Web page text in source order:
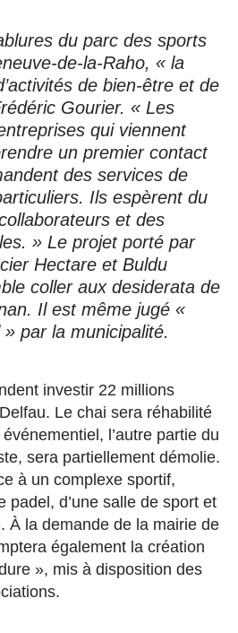
du parc des sports
de-la-Raho, « la
de bien-être et de
Gourier. « Les
qui viennent
un premier contact
des services de
Ils espèrent du
et des
» Le projet porté par
Hectare et Buldu
coller aux desiderata de
Il est même jugé «
» par la municipalité.
investir 22 millions
Le chai sera réhabilité
l’autre partie du
sera partiellement démolie.
à un complexe sportif,
padel, d’une salle de sport et
À la demande de la mairie de
également la création
», mis à disposition des